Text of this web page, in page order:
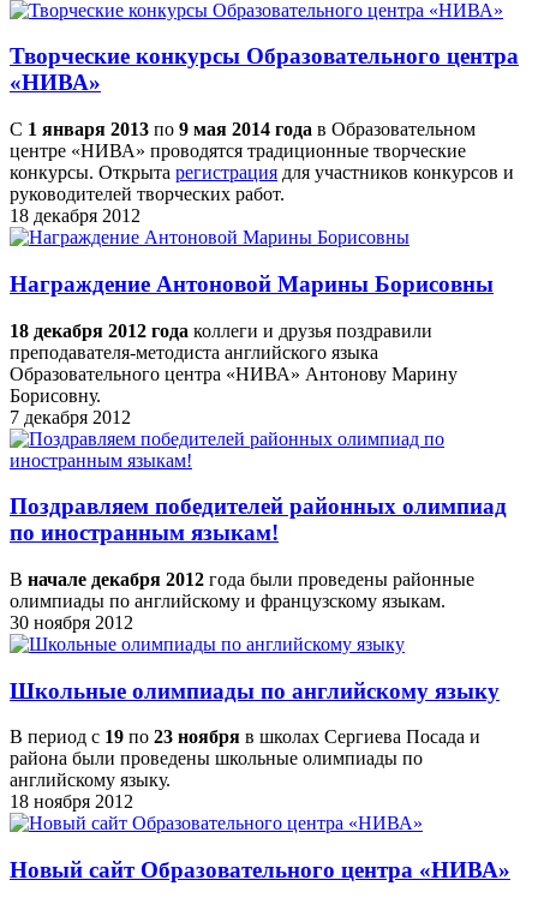
Творческие конкурсы Образовательного центра
«НИВА»
С 1 января 2013 по 9 мая 2014 года в Образовательном
центре «НИВА» проводятся традиционные творческие
конкурсы. Открыта регистрация для участников конкурсов и
руководителей творческих работ.
18 декабря 2012
Награждение Антоновой Марины Борисовны
18 декабря 2012 года коллеги и друзья поздравили
преподавателя-методиста английского языка
Образовательного центра «НИВА» Антонову Марину
Борисовну.
7 декабря 2012
Поздравляем победителей районных олимпиад
по иностранным языкам!
В начале декабря 2012 года были проведены районные
олимпиады по английскому и французскому языкам.
30 ноября 2012
Школьные олимпиады по английскому языку
В период с 19 по 23 ноября в школах Сергиева Посада и
района были проведены школьные олимпиады по
английскому языку.
18 ноября 2012
Новый сайт Образовательного центра «НИВА»